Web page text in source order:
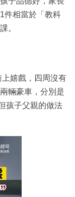
件相當於「教科
。
嬉戲，四周沒有
輛豪車，分別是
孩子父親的做法